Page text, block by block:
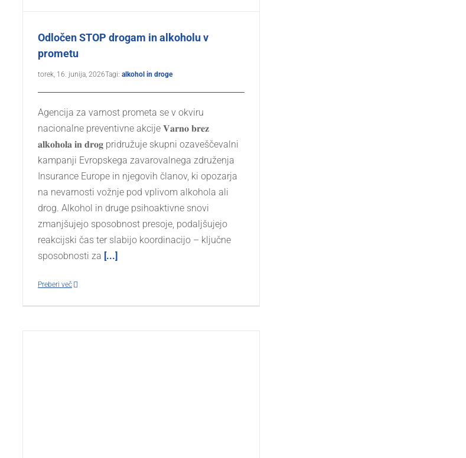
Odločen STOP drogam in alkoholu v
prometu
torek, 16. junija, 2026Tagi: alkohol in droge
Agencija za varnost prometa se v okviru
nacionalne preventivne akcije 𝐕𝐚𝐫𝐧𝐨 𝐛𝐫𝐞𝐳
𝐚𝐥𝐤𝐨𝐡𝐨𝐥𝐚 𝐢𝐧 𝐝𝐫𝐨𝐠 pridružuje skupni ozaveščevalni
kampanji Evropskega zavarovalnega združenja
Insurance Europe in njegovih članov, ki opozarja
na nevarnosti vožnje pod vplivom alkohola ali
drog. Alkohol in druge psihoaktivne snovi
zmanjšujejo sposobnost presoje, podaljšujejo
reakcijski čas ter slabijo koordinacijo – ključne
sposobnosti za [...]
Preberi več